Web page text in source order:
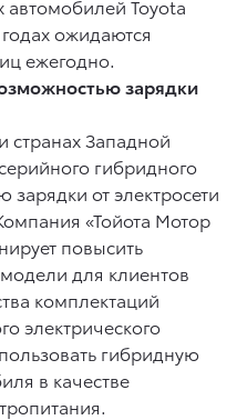
Toyota
ожидаются
ежегодно.
зарядки
странах Западной
гибридного
от электросети
«Тойота Мотор
повысить
для клиентов
комплектаций
электрического
гибридную
в качестве